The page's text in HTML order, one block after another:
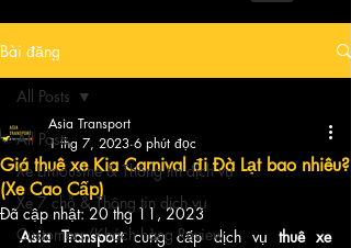
Bài đăng
All Posts
Xe Limousine & Thông tin dịch vụ
Xe 7 chỗ & Thông tin dịch vụ
Customers/Khách hàng Review
All Posts
Giá thuê xe Kia Carnival đi Đà Lạt bao nhiêu?
(Xe Cao Cấp)
Asia Transport
1 thg 7, 2023 6 phút đọc
Đã cập nhật:20 thg 11, 2023
Asia Transport cung cấp dịch vụ thuê xe